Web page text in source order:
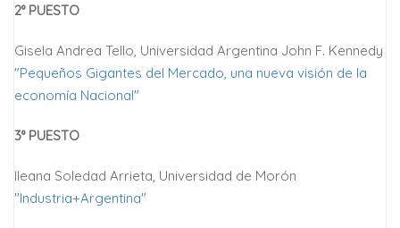
2° PUESTO
Gisela Andrea Tello, Universidad Argentina John F. Kennedy
"Pequeños Gigantes del Mercado, una nueva visión de la
economía Nacional"
3° PUESTO
Ileana Soledad Arrieta, Universidad de Morón
"Industria+Argentina"